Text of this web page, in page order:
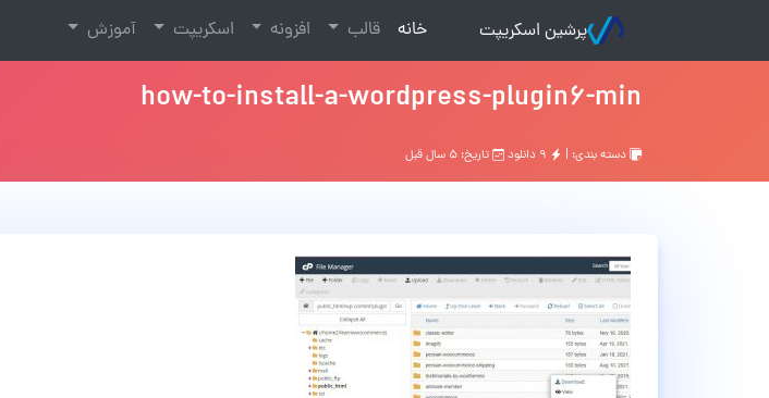
پرشین اسکریپت خانه
(current) قالب افزونه اسکریپت آموزش
how-to-install-a-wordpress-plugin6-min
دسته بندی: | تاریخ: ۵ سال قبل